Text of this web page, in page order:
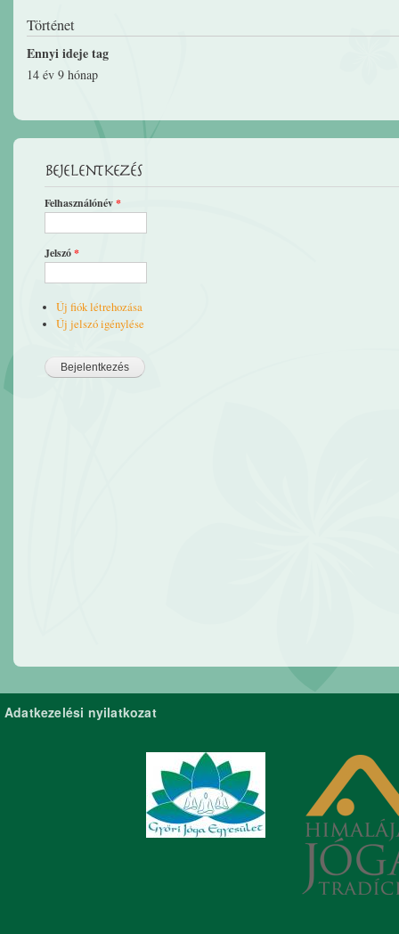
Történet
Ennyi ideje tag
14 év 9 hónap
Bejelentkezés
Felhasználónév*
Jelszó*
Új fiók létrehozása
Új jelszó igénylése
Adatkezelési nyilatkozat